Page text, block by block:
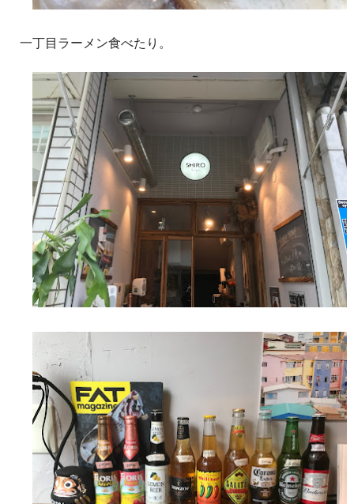
一丁目ラーメン食べたり。